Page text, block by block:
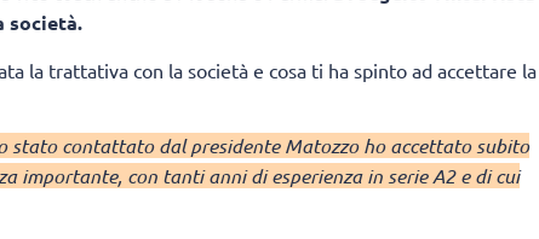
società.
la trattativa con la società e cosa ti ha spinto ad accettare la
stato contattato dal presidente Matozzo ho accettato subito
importante, con tanti anni di esperienza in serie A2 e di cui